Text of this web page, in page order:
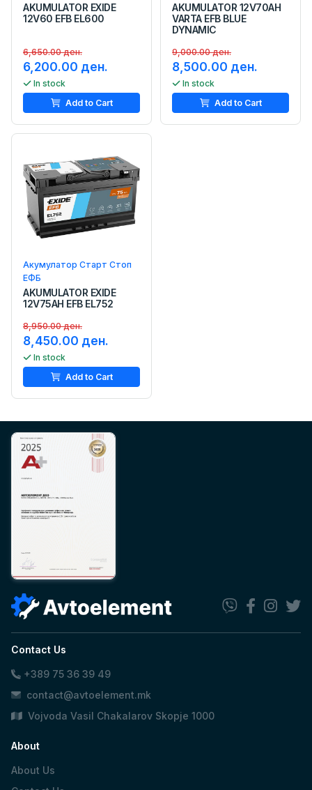
AKUMULATOR EXIDE
12V60 EFB EL600
6,650.00 ден.
6,200.00 ден.
In stock
Add to Cart
AKUMULATOR 12V70AH
VARTA EFB BLUE
DYNAMIC
9,000.00 ден.
8,500.00 ден.
In stock
Add to Cart
Акумулатор Старт Стоп
ЕФБ
AKUMULATOR EXIDE
12V75AH EFB EL752
8,950.00 ден.
8,450.00 ден.
In stock
Add to Cart
Contact Us
+389 75 36 39 49
contact@avtoelement.mk
Vojvoda Vasil Chakalarov Skopje 1000
About
About Us